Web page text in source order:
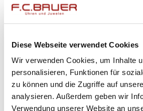
Diese Webseite verwendet Cookies
Wir verwenden Cookies, um Inhalte
personalisieren, Funktionen für
zu können und die Zugriffe auf
analysieren. Außerdem geben wir
Verwendung unserer Website an
ÄHNLICHE